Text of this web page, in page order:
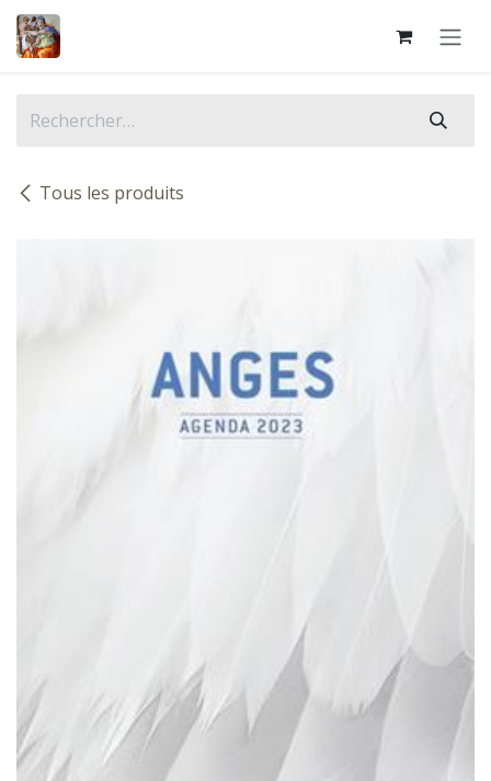
Se rendre au contenu
Tous les produits